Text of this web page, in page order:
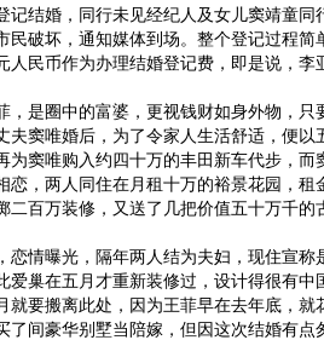
记结婚，同行未见经纪人及女儿窦靖童同
民破坏，通知媒体到场。整个登记过程简
人民币作为办理结婚登记费，即是说，李
是圈中的富婆，更视钱财如身外物，只
夫窦唯婚后，为了令家人生活舒适，便以
为窦唯购入约四十万的丰田新车代步，而
恋，两人同住在月租十万的裕景花园，租
二百万装修，又送了几把价值五十万千的
情曝光，隔年两人结为夫妇，现住宣称
爱巢在五月才重新装修过，设计得很有中
就要搬离此处，因为王菲早在去年底，就
间豪华别墅当陪嫁，但因这次结婚有点